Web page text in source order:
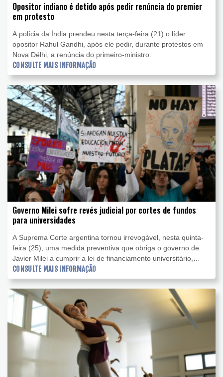
Opositor indiano é detido após pedir renúncia do premier
em protesto
A polícia da Índia prendeu nesta terça-feira (21) o líder
opositor Rahul Gandhi, após ele pedir, durante protestos em
Nova Délhi, a renúncia do primeiro-ministro.
CONSULTE MAIS INFORMAÇÃO
Governo Milei sofre revés judicial por cortes de fundos
para universidades
A Suprema Corte argentina tornou irrevogável, nesta quinta-
feira (25), uma medida preventiva que obriga o governo de
Javier Milei a cumprir a lei de financiamento universitário,
norma que o presidente tinha vetado alegando que
contrariava sua política de austeridade fiscal.
CONSULTE MAIS INFORMAÇÃO